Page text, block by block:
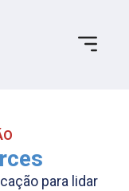
para lidar